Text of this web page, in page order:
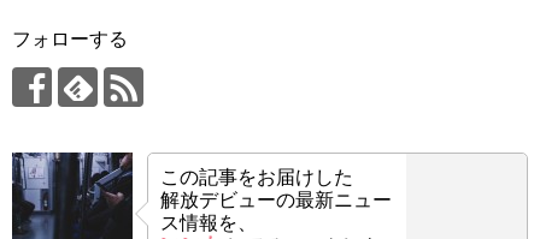
フォローする
この記事をお届けした
解放デビューの最新ニュー
ス情報を、